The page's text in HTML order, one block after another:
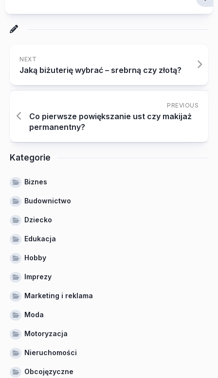
NEXT
Jaką biżuterię wybrać – srebrną czy złotą?
PREVIOUS
Co pierwsze powiększanie ust czy makijaż
permanentny?
Kategorie
Biznes
Budownictwo
Dziecko
Edukacja
Hobby
Imprezy
Marketing i reklama
Moda
Motoryzacja
Nieruchomości
Obcojęzyczne